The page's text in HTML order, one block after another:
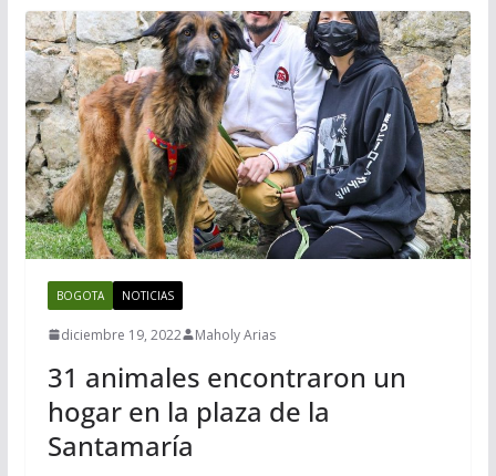
BOGOTA NOTICIAS
diciembre 19, 2022 Maholy Arias
31 animales encontraron un
hogar en la plaza de la
Santamaría